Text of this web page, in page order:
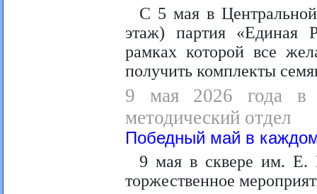
С 5 мая в Центральной
этаж) партия «Единая
рамках которой все
получить комплекты
9 мая 2026 года в
методический отдел
Победный май в
9 мая в сквере им. Е.
торжественное